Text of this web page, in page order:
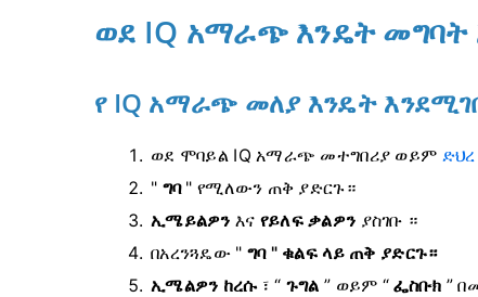
ወደ IQ አማራጭ እንዴት
የ IQ አማራጭ መለያ እንዴት
ወደ ሞባይል IQ አማራጭ መተግበሪያ ወይም ድህረ
" ግባ" የሚለውን ጠቅ ያድርጉ።
ኢሜይልዎን እና የይለፍ ቃልዎን ያስገቡ ።
በአረንጓዴው " ግባ " ቁልፍ ላይ ጠቅ ያድርጉ።
ኢሜልዎን ከረሱ፣ “ ጉግል ” ወይም “ፌስቡክ ”